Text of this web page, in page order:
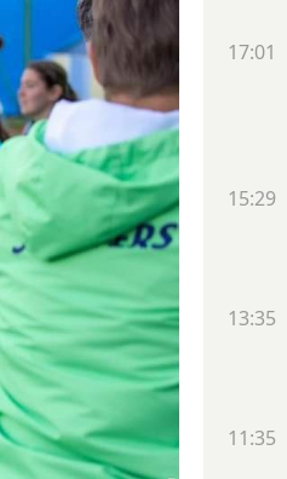
17:01
15:29
13:35
11:35